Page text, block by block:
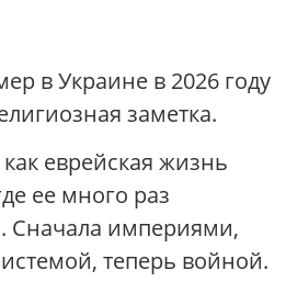
в Украине в 2026 году
заметка.
еврейская жизнь
ее много раз
Сначала империями,
теперь войной.